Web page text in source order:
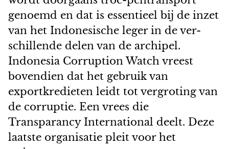
genoemd en dat is essentieel bij de inzet
van het Indonesische leger in de ver-
schillende delen van de archipel.
Indonesia Corruption Watch vreest
bovendien dat het gebruik van
exportkredieten leidt tot vergroting van
de corruptie. Een vrees die
Transparancy International deelt. Deze
laatste organisatie pleit voor het